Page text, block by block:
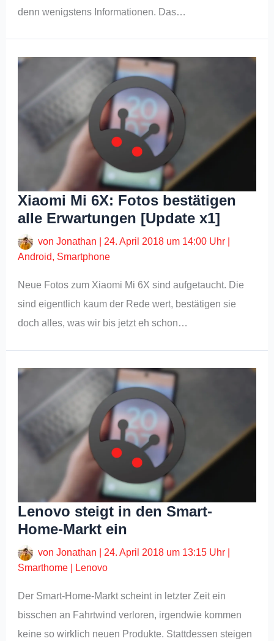
denn wenigstens Informationen. Das…
Xiaomi Mi 6X: Fotos bestätigen
alle Erwartungen [Update x1]
vonJonathan 24. April 2018 um 14:00 Uhr
Android, Smartphone
Neue Fotos zum Xiaomi Mi 6X sind aufgetaucht. Die
sind eigentlich kaum der Rede wert, bestätigen sie
doch alles, was wir bis jetzt eh schon…
Lenovo steigt in den Smart-
Home-Markt ein
vonJonathan 24. April 2018 um 13:15 Uhr
Smarthome
Lenovo
Der Smart-Home-Markt scheint in letzter Zeit ein
bisschen an Fahrtwind verloren, irgendwie kommen
keine so wirklich neuen Produkte. Stattdessen steigen